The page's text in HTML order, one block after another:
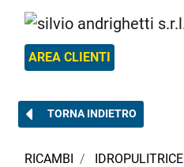
AREA CLIENTI
TORNA INDIETRO
RICAMBI IDROPULITRICE